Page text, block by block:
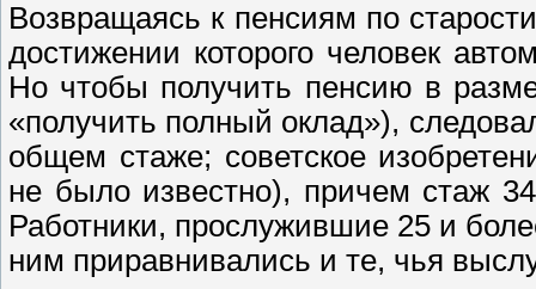
Возвращаясь к пенсиям по
достижении которого человек
Но чтобы получить пенсию в
«получить полный оклад»),
общем стаже; советское
не было известно), причем стаж
Работники, прослужившие 25 и
ним приравнивались и те, чья